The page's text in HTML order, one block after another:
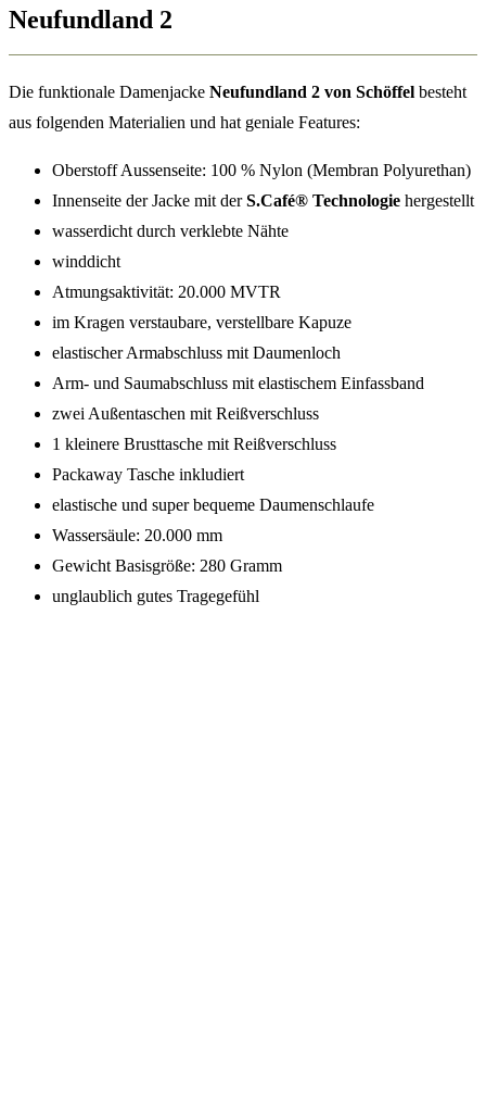
Neufundland 2
Die funktionale Damenjacke Neufundland 2 von Schöffel besteht
aus folgenden Materialien und hat geniale Features:
Oberstoff Aussenseite: 100 % Nylon (Membran Polyurethan)
Innenseite der Jacke mit derS.Café® Technologie hergestellt
wasserdicht durch verklebte Nähte
winddicht
Atmungsaktivität: 20.000 MVTR
im Kragen verstaubare, verstellbare Kapuze
elastischer Armabschluss mit Daumenloch
Arm- und Saumabschluss mit elastischem Einfassband
zwei Außentaschen mit Reißverschluss
1 kleinere Brusttasche mit Reißverschluss
Packaway Tasche inkludiert
elastische und super bequeme Daumenschlaufe
Wassersäule: 20.000 mm
Gewicht Basisgröße: 280 Gramm
unglaublich gutes Tragegefühl